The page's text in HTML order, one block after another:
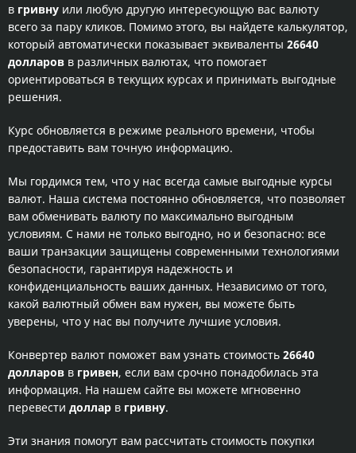
в гривну или любую другую интересующую вас валюту
всего за пару кликов. Помимо этого, вы найдете калькулятор,
который автоматически показывает эквиваленты 26640
долларов в различных валютах, что помогает
ориентироваться в текущих курсах и принимать выгодные
решения.
Курс обновляется в режиме реального времени, чтобы
предоставить вам точную информацию.
Мы гордимся тем, что у нас всегда самые выгодные курсы
валют. Наша система постоянно обновляется, что позволяет
вам обменивать валюту по максимально выгодным
условиям. С нами не только выгодно, но и безопасно: все
ваши транзакции защищены современными технологиями
безопасности, гарантируя надежность и
конфиденциальность ваших данных. Независимо от того,
какой валютный обмен вам нужен, вы можете быть
уверены, что у нас вы получите лучшие условия.
Конвертер валют поможет вам узнать стоимость 26640
долларов в гривен, если вам срочно понадобилась эта
информация. На нашем сайте вы можете мгновенно
перевести доллар в гривну.
Эти знания помогут вам рассчитать стоимость покупки